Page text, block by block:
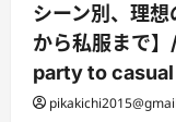
シーン別、理
から私服まで
party to casual